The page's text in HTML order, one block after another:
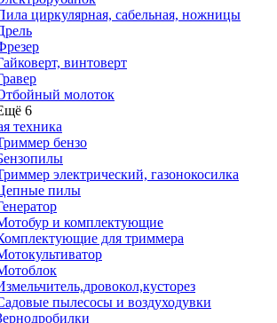
циркулярная, сабельная, ножницы
винтоверт
молоток
6
техника
бензо
электрический, газонокосилка
пилы
и комплектующие
для триммера
пылесосы и воздуходувки